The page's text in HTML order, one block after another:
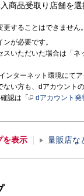
商品受取り店舗を選
することはできません。
が必要です。
スいただいた場合は「
ンターネット環境にて
い方も、dアカウントの
認は「
dアカウント発
を表示 量販店な